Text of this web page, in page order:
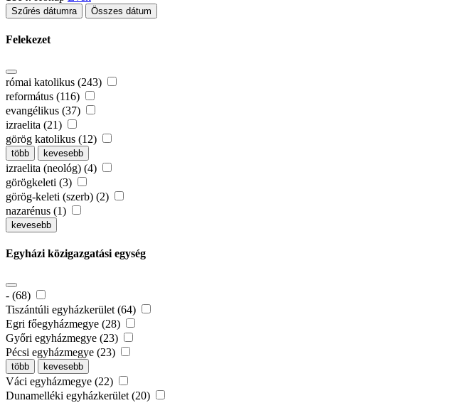
Szűrés dátumra Összes dátum
Felekezet
római katolikus (243)
református (116)
evangélikus (37)
izraelita (21)
görög katolikus (12)
több kevesebb
izraelita (neológ) (4)
görögkeleti (3)
görög-keleti (szerb) (2)
nazarénus (1)
kevesebb
Egyházi közigazgatási egység
- (68)
Tiszántúli egyházkerület (64)
Egri főegyházmegye (28)
Győri egyházmegye (23)
Pécsi egyházmegye (23)
több kevesebb
Váci egyházmegye (22)
Dunamelléki egyházkerület (20)